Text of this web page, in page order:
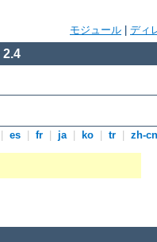
モジュール ディ
2.4
es fr ja ko tr zh-cn